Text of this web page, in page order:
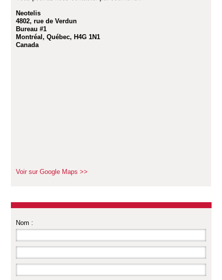
Neotelis
4802, rue de Verdun
Bureau #1
Montréal, Québec, H4G 1N1
Canada
Voir sur Google Maps >>
Nom :